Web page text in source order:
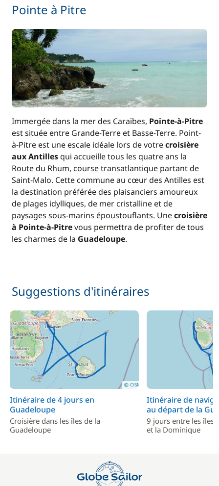
Rachat de Franchise 60,00 €
Skipper (repas non inclus)
À partir de
Pointe à Pitre
Immergée dans la mer des Caraïbes, Pointe-à-Pitre
est située entre Grande-Terre et Basse-Terre. Point-
à-Pitre est une escale idéale lors de votrecroisière
aux Antillesqui accueille tous les quatre ans la
Route du Rhum, course transatlantique partant de
Saint-Malo. Cette commune au cœur des Antilles est
la destination préférée des plaisanciers amoureux
de plages idylliques, de mer cristalline et de
paysages sous-marins époustouflants. Unecroisière
à Pointe-à-Pitrevous permettra de profiter de tous
les charmes de la Guadeloupe.
Suggestions d'itinéraires
Itinéraire de 4 jours en
Guadeloupe
Croisière dans les îles de la
Guadeloupe
Itinéraire de
au départ de la
9 jours entre les îles
et la Dominique